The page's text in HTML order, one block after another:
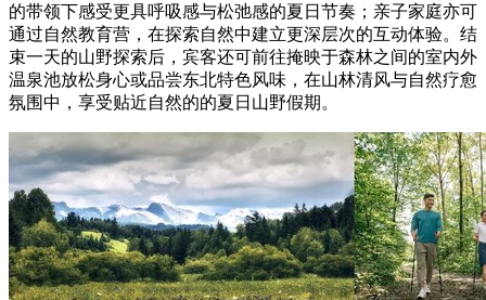
的带领下感受更具呼吸感与松弛感的夏日节奏；亲子家庭亦可
通过自然教育营，在探索自然中建立更深层次的互动体验。结
束一天的山野探索后，宾客还可前往掩映于森林之间的室内外
温泉池放松身心或品尝东北特色风味，在山林清风与自然疗愈
氛围中，享受贴近自然的的夏日山野假期。